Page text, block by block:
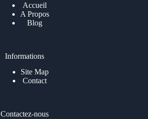
Accueil
A Propos
Blog
Informations
Site Map
Contact
Contactez-nous